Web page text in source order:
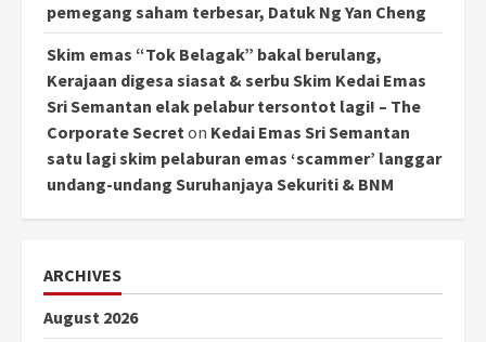
pemegang saham terbesar, Datuk Ng Yan Cheng
Skim emas “Tok Belagak” bakal berulang,
Kerajaan digesa siasat & serbu Skim Kedai Emas
Sri Semantan elak pelabur tersontot lagi! – The
Corporate Secreton Kedai Emas Sri Semantan
satu lagi skim pelaburan emas ‘scammer’ langgar
undang-undang Suruhanjaya Sekuriti & BNM
ARCHIVES
August 2026